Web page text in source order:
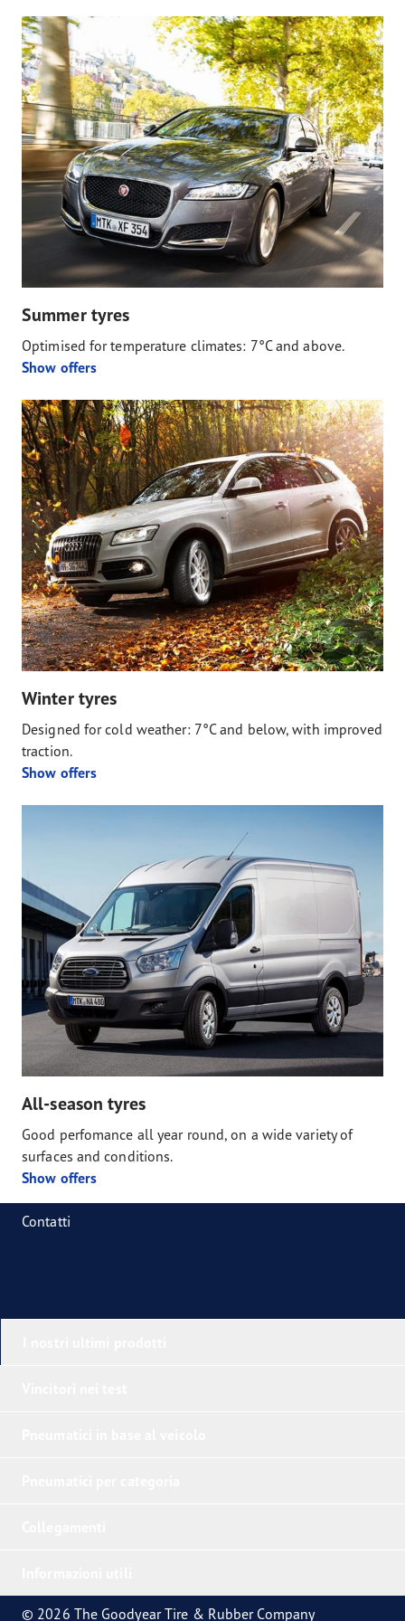
Summer tyres
Optimised for temperature climates: 7°C and above.
Show offers
Winter tyres
Designed for cold weather: 7°C and below, with improved
traction.
Show offers
All-season tyres
Good perfomance all year round, on a wide variety of
surfaces and conditions.
Show offers
Contatti
© 2026 The Goodyear Tire & Rubber Company